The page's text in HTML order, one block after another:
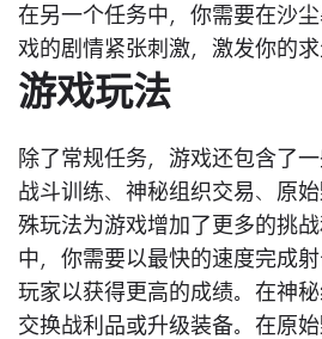
在另一个任务中，你需要在沙
戏的剧情紧张刺激，激发你的求
游戏玩法
除了常规任务，游戏还包含了
战斗训练、神秘组织交易、原
殊玩法为游戏增加了更多的挑
中，你需要以最快的速度完成
玩家以获得更高的成绩。在神
交换战利品或升级装备。在原